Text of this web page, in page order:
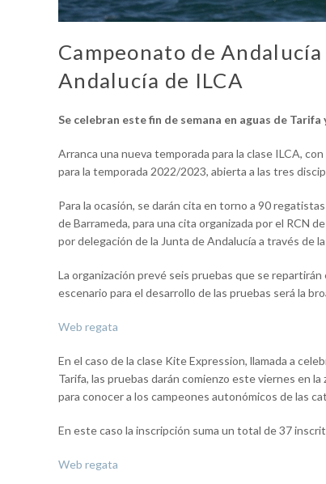
Campeonato de
Andalucía de ILCA
Se celebran este fin de semana en aguas de
Arranca una nueva temporada para la clase ILCA,
para la temporada 2022/2023, abierta a las tres
Para la ocasión, se darán cita en torno a 90
de Barrameda, para una cita organizada por el RCN
por delegación de la Junta de Andalucía a través de
La organización prevé seis pruebas que se
escenario para el desarrollo de las pruebas será la
Web regata
En el caso de la clase Kite Expression, llamada a
Tarifa, las pruebas darán comienzo este viernes en
para conocer a los campeones autonómicos de las
En este caso la inscripción suma un total de 37
Web regata